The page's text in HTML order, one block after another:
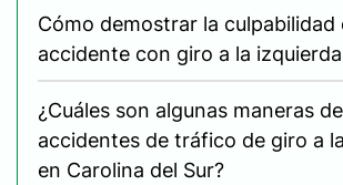
Cómo demostrar la culpabilidad
accidente con giro a la izquierda
¿Cuáles son algunas maneras
accidentes de tráfico de giro a
en Carolina del Sur?